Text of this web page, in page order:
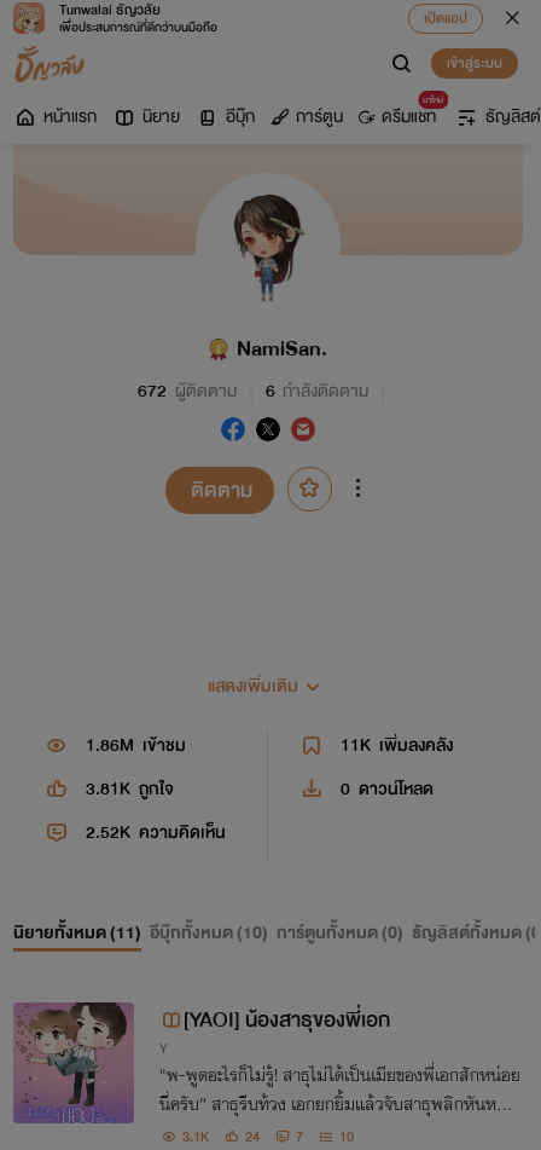
Tunwalai ธัญวลัย
เพื่อประสบการณ์ที่ดีกว่าบนมือถือ
เปิดแอป
เข้าสู่ระบบ
หน้าแรก นิยาย อีบุ๊ก การ์ตูน
มาใหม่
ดรีมแชท ธัญลิสต์
NamiSan.
672 ผู้ติดตาม 6 กำลังติดตาม
ติดตาม
Welc
ยินดีต้อนรับสู่ครอบครัวนา
มิ^^
แสดงเพิ่มเติม
1.86M เข้าชม 11K เพิ่มลงคลัง
3.81K ถูกใจ 0 ดาวน์โหลด
2.52K ความคิดเห็น
นิยายทั้งหมด (11) อีบุ๊กทั้งหมด (10) การ์ตูนทั้งหมด (0) ธัญลิสต์ทั้งหมด (0
[YAOI] น้องสาธุของพี่เอก
Y
"พ-พูดอะไรก็ไม่รู้! สาธุไม่ได้เป็นเมียของพี่เอกสักหน่อย
นี่ครับ” สาธุรีบท้วง เอกยกยิ้มแล้วจับสาธุพลิกหันหน้าเ
ข้าหา โดยที่สาธุยังนั่งอยู่ที่ตักของเขา ใบหน้าหวานก้มลง
3.1K 24 7 10